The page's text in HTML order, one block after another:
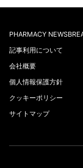
PHARMACY
記事利用について
会社概要
個人情報保護方針
クッキーポリシー
サイトマップ